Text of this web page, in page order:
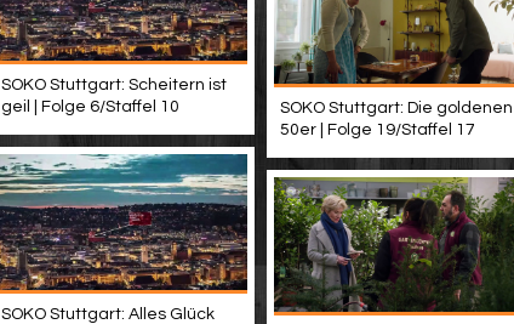
SOKO Stuttgart: Scheitern ist
geil | Folge 6/Staffel 10
SOKO Stuttgart: Die goldenen
50er | Folge 19/Staffel 17
SOKO Stuttgart: Alles Glück